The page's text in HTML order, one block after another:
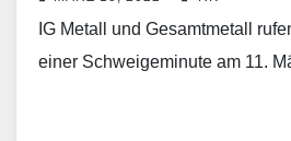
IG Metall und Gesamtmetall
einer Schweigeminute am 11.